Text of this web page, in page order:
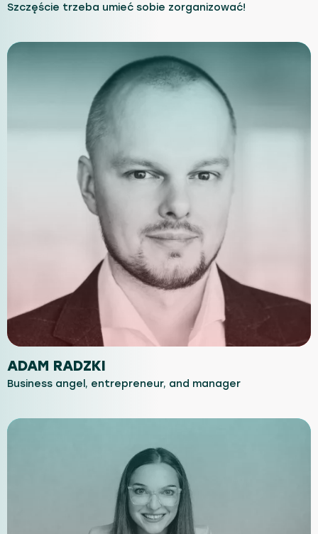
Szczęście trzeba umieć sobie zorganizować!
ADAM RADZKI
Business angel, entrepreneur, and manager